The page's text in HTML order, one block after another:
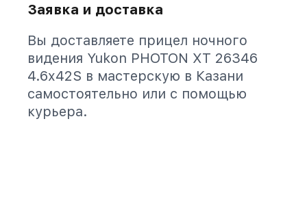
Заявка и доставка
Вы доставляете прицел ночного
видения Yukon PHOTON XT 26346
4.6x42S в мастерскую в Казани
самостоятельно или с помощью
курьера.